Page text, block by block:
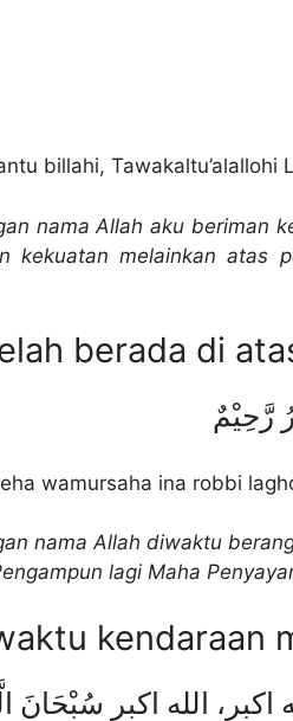
billahi, Tawakaltu’alallohi
nama Allah aku beriman
kekuatan melainkan atas
berada di
رَّحِيْمٌ
wamursaha ina robbi
nama Allah diwaktu
lagi Maha
kendaraan
اكبر، الله اكبر